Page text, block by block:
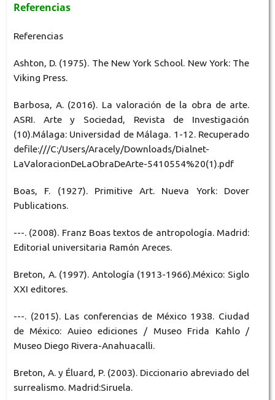
Referencias
Referencias
Ashton, D. (1975). The New York School. New York: The
Viking Press.
Barbosa, A. (2016). La valoración de la obra de arte.
ASRI. Arte y Sociedad, Revista de Investigación
(10).Málaga: Universidad de Málaga. 1-12. Recuperado
defile:///C:/Users/Aracely/Downloads/Dialnet-
LaValoracionDeLaObraDeArte-5410554%20(1).pdf
Boas, F. (1927). Primitive Art. Nueva York: Dover
Publications.
---. (2008). Franz Boas textos de antropología. Madrid:
Editorial universitaria Ramón Areces.
Breton, A. (1997). Antología (1913-1966).México: Siglo
XXI editores.
---. (2015). Las conferencias de México 1938. Ciudad
de México: Auieo ediciones / Museo Frida Kahlo /
Museo Diego Rivera-Anahuacalli.
Breton, A. y Éluard, P. (2003). Diccionario abreviado del
surrealismo. Madrid:Siruela.